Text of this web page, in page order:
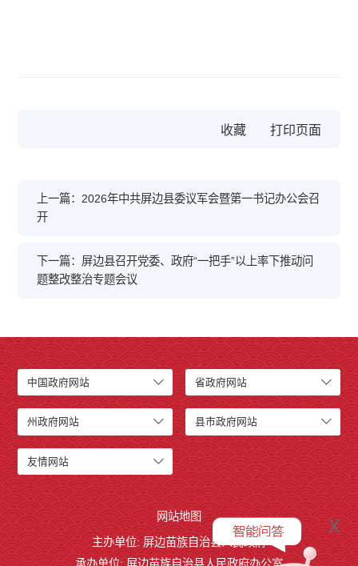
收藏
上一篇：2026年中共屏边县委议军会暨第一书记办公会召
开
下一篇：屏边县召开党委、政府“一把手”以上率下推动问
题整改整治专题会议
中国政府网站 省政府网站
州政府网站 县市政府网站
友情网站
网站地图
主办单位: 屏边苗族自治县人民政府
x